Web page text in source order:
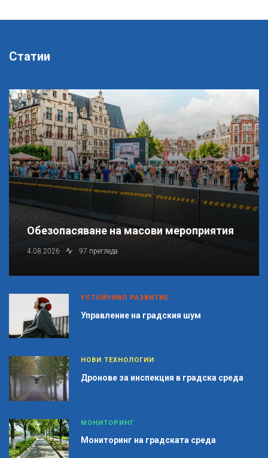
Статии
Обезопасяване на масови мероприятия
4.08.2026 97 прегледа
УСТОЙЧИВО РАЗВИТИЕ
Управление на градския шум
НОВИ ТЕХНОЛОГИИ
Дронове за инспекция в градска среда
МОНИТОРИНГ
Мониторинг на градската среда